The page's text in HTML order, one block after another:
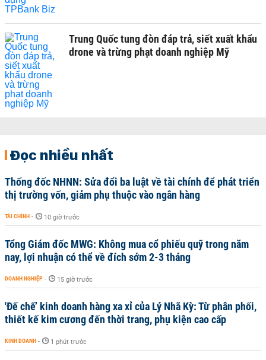
Trung Quốc tung đòn đáp trả, siết xuất khẩu
drone và trừng phạt doanh nghiệp Mỹ
Đọc nhiều nhất
Thống đốc NHNN: Sửa đổi ba luật về tài chính để phát triển
thị trường vốn, giảm phụ thuộc vào ngân hàng
TÀI CHÍNH - 10 giờ trước
Tổng Giám đốc MWG: Không mua cổ phiếu quỹ trong năm
nay, lợi nhuận có thể về đích sớm 2-3 tháng
DOANH NGHIỆP - 15 giờ trước
'Đế chế’ kinh doanh hàng xa xỉ của Lý Nhã Kỳ: Từ phân phối,
thiết kế kim cương đến thời trang, phụ kiện cao cấp
KINH DOANH - 1 phút trước